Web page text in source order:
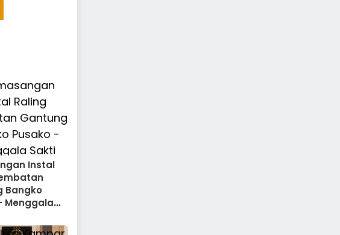
Instal
Bangko
Menggala
Persen